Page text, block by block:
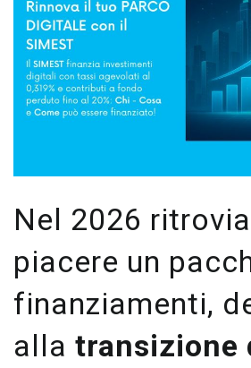
Nel 2026
piacere un
finanziamenti,
alla transizione